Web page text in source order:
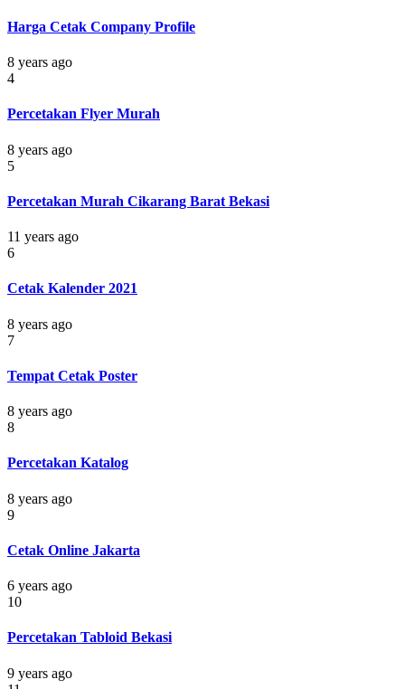
Harga Cetak Company Profile
8 years ago
4
Percetakan Flyer Murah
8 years ago
5
Percetakan Murah Cikarang Barat Bekasi
11 years ago
6
Cetak Kalender 2021
8 years ago
7
Tempat Cetak Poster
8 years ago
8
Percetakan Katalog
8 years ago
9
Cetak Online Jakarta
6 years ago
10
Percetakan Tabloid Bekasi
9 years ago